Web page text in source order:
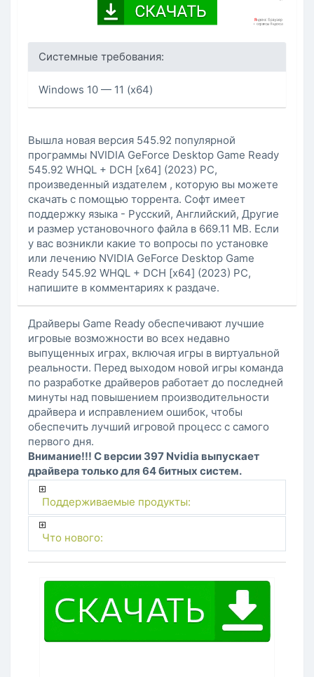
Системные требования:
Windows 10 — 11 (x64)
Вышла новая версия 545.92 популярной
программы NVIDIA GeForce Desktop Game Ready
545.92 WHQL + DCH [x64] (2023) PC,
произведенный издателем , которую вы можете
скачать с помощью торрента. Софт имеет
поддержку языка - Русский, Английский, Другие
и размер установочного файла в 669.11 MB. Если
у вас возникли какие то вопросы по установке
или лечению NVIDIA GeForce Desktop Game
Ready 545.92 WHQL + DCH [x64] (2023) PC,
напишите в комментариях к раздаче.
Драйверы Game Ready обеспечивают лучшие
игровые возможности во всех недавно
выпущенных играх, включая игры в виртуальной
реальности. Перед выходом новой игры команда
по разработке драйверов работает до последней
минуты над повышением производительности
драйвера и исправлением ошибок, чтобы
обеспечить лучший игровой процесс с самого
первого дня.
Внимание!!! С версии 397 Nvidia выпускает
драйвера только для 64 битных систем.
Поддерживаемые продукты:
Что нового: